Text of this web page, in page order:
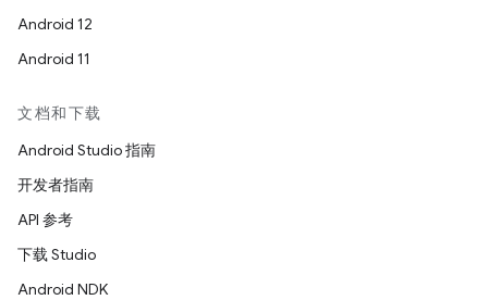
Android 12
Android 11
文档和下载
Android Studio 指南
开发者指南
API 参考
下载 Studio
Android NDK